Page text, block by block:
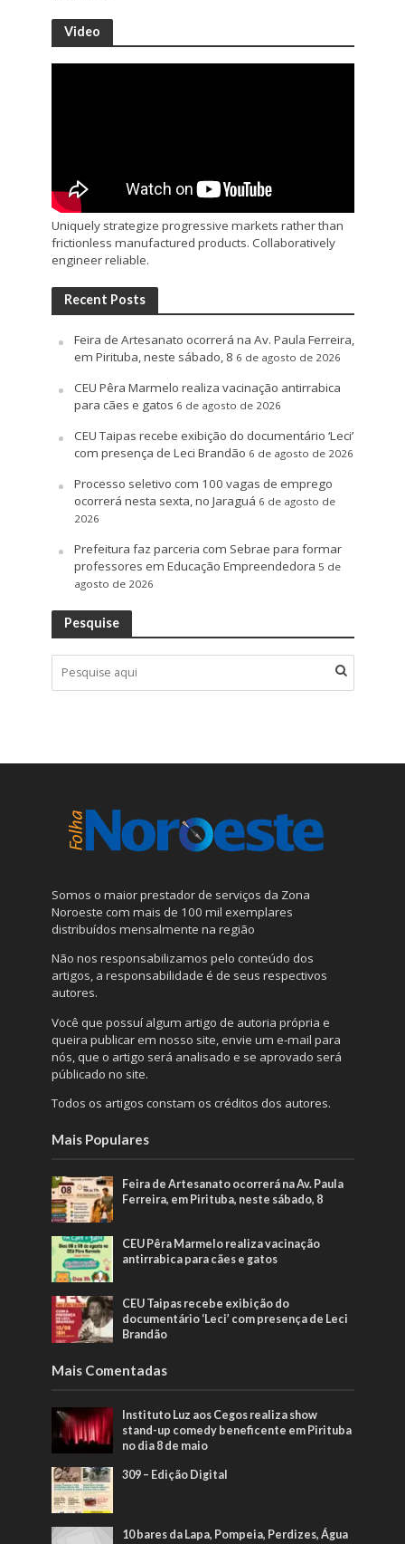
Video
Uniquely strategize progressive markets rather than
frictionless manufactured products. Collaboratively
engineer reliable.
Recent Posts
Feira de Artesanato ocorrerá na Av. Paula Ferreira,
em Pirituba, neste sábado, 8 6 de agosto de 2026
CEU Pêra Marmelo realiza vacinação antirrabica
para cães e gatos 6 de agosto de 2026
CEU Taipas recebe exibição do documentário ‘Leci’
com presença de Leci Brandão 6 de agosto de 2026
Processo seletivo com 100 vagas de emprego
ocorrerá nesta sexta, no Jaraguá 6 de agosto de
2026
Prefeitura faz parceria com Sebrae para formar
professores em Educação Empreendedora 5 de
agosto de 2026
Pesquise
Somos o maior prestador de serviços da Zona
Noroeste com mais de 100 mil exemplares
distribuídos mensalmente na região
Não nos responsabilizamos pelo conteúdo dos
artigos, a responsabilidade é de seus respectivos
autores.
Você que possuí algum artigo de autoria própria e
queira publicar em nosso site, envie um e-mail para
nós, que o artigo será analisado e se aprovado será
públicado no site.
Todos os artigos constam os créditos dos autores.
Mais Populares
Feira de Artesanato ocorrerá na Av. Paula
Ferreira, em Pirituba, neste sábado, 8
CEU Pêra Marmelo realiza vacinação
antirrabica para cães e gatos
CEU Taipas recebe exibição do
documentário ‘Leci’ com presença de Leci
Brandão
Mais Comentadas
Instituto Luz aos Cegos realiza show
stand-up comedy beneficente em Pirituba
no dia 8 de maio
309 – Edição Digital
10 bares da Lapa, Pompeia, Perdizes, Água